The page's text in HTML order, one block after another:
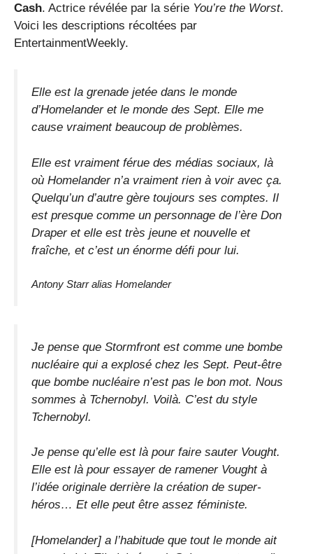
Cash. Actrice révélée par la série You’re the Worst.
Voici les descriptions récoltées par
EntertainmentWeekly.
Elle est la grenade jetée dans le monde
d’Homelander et le monde des Sept. Elle me
cause vraiment beaucoup de problèmes.
Elle est vraiment férue des médias sociaux, là
où Homelander n’a vraiment rien à voir avec ça.
Quelqu’un d’autre gère toujours ses comptes. Il
est presque comme un personnage de l’ère Don
Draper et elle est très jeune et nouvelle et
fraîche, et c’est un énorme défi pour lui.
Antony Starr alias Homelander
Je pense que Stormfront est comme une bombe
nucléaire qui a explosé chez les Sept. Peut-être
que bombe nucléaire n’est pas le bon mot. Nous
sommes à Tchernobyl. Voilà. C’est du style
Tchernobyl.
Je pense qu’elle est là pour faire sauter Vought.
Elle est là pour essayer de ramener Vought à
l’idée originale derrière la création de super-
héros… Et elle peut être assez féministe.
[Homelander] a l’habitude que tout le monde ait